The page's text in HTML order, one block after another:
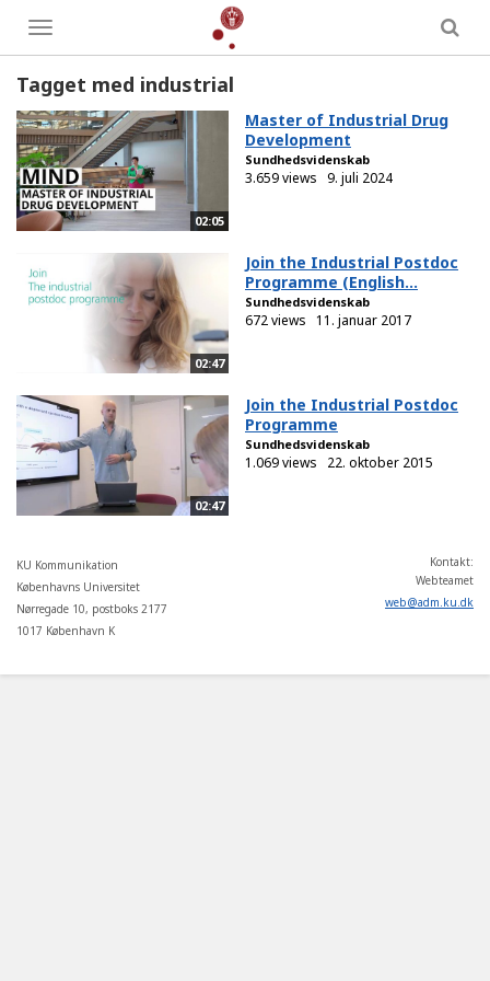
Toggle
menu
Tagget med industrial
02:05
Master of Industrial Drug
Development
Sundhedsvidenskab
3.659 views 9. juli 2024
02:47
Join the Industrial Postdoc
Programme (English...
Sundhedsvidenskab
672 views 11. januar 2017
02:47
Join the Industrial Postdoc
Programme
Sundhedsvidenskab
1.069 views 22. oktober 2015
KU Kommunikation
Københavns Universitet
Nørregade 10, postboks 2177
1017 København K
Kontakt:
Webteamet
web@adm ku dk